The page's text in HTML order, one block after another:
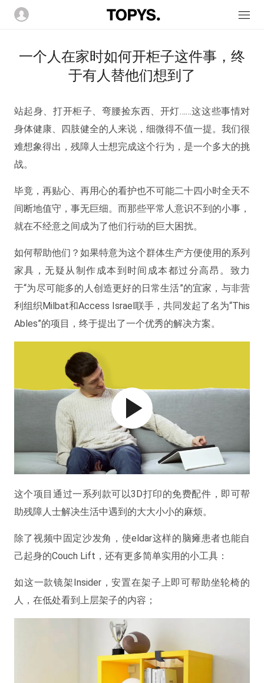
一个人在家时如何开柜子这件事，终
于有人替他们想到了
站起身、打开柜子、弯腰捡东西、开灯……这这些事情对
身体健康、四肢健全的人来说，细微得不值一提。我们很
难想象得出，残障人士想完成这个行为，是一个多大的挑
战。
毕竟，再贴心、再用心的看护也不可能二十四小时全天不
间断地值守，事无巨细。而那些平常人意识不到的小事，
就在不经意之间成为了他们行动的巨大困扰。
如何帮助他们？如果特意为这个群体生产方便使用的系列
家具，无疑从制作成本到时间成本都过分高昂。致力
于“为尽可能多的人创造更好的日常生活”的宜家，与非营
利组织Milbat和Access Israel联手，共同发起了名为“This
Ables”的项目，终于提出了一个优秀的解决方案。
这个项目通过一系列款可以3D打印的免费配件，即可帮
助残障人士解决生活中遇到的大大小小的麻烦。
除了视频中固定沙发角，使eldar这样的脑瘫患者也能自
己起身的Couch Lift，还有更多简单实用的小工具：
如这一款镜架Insider，安置在架子上即可帮助坐轮椅的
人，在低处看到上层架子的内容；